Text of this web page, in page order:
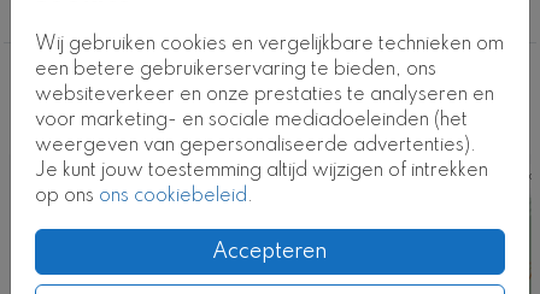
Wij gebruiken cookies en vergelijkbare technieken om
een betere gebruikerservaring te bieden, ons
websiteverkeer en onze prestaties te analyseren en
voor marketing- en sociale mediadoeleinden (het
weergeven van gepersonaliseerde advertenties).
Je kunt jouw toestemming altijd wijzigen of intrekken
op ons ons cookiebeleid.
Accepteren
Deze ontwerpen vind je misschien ook
leuk